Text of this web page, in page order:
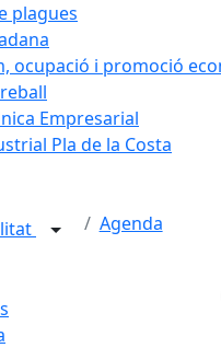
plagues
ocupació i promoció
Empresarial
Pla de la Costa
Agenda